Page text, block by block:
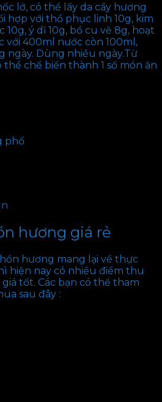
lở, có thể lấy da cầy hương
hợp với thổ phục linh 10g, kim
10g, ý dĩ 10g, bồ cu vẽ 8g, hoạt
với 400ml nước còn 100ml,
ngày. Dùng nhiều ngày.Từ
thể chế biến thành 1 số món ăn
phố
hương giá rẻ
hương mang lại về thực
hiện nay có nhiều điểm thu
tốt. Các bạn có thể tham
sau đây :